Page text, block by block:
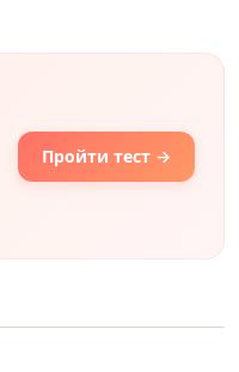
Пройти тест →